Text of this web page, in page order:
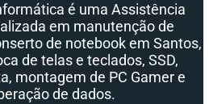
é uma Assistência
em manutenção de
de notebook em Santos,
de telas e teclados, SSD,
montagem de PC Gamer e
de dados.